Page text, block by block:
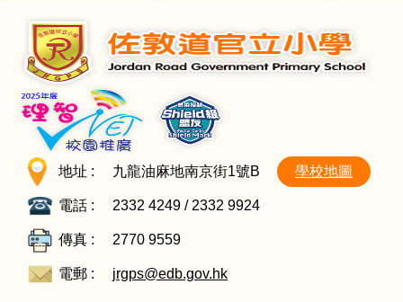
地址 : 九龍油麻地南京街1號B 學校地圖
電話 : 2332 4249 / 2332 9924
傳真 : 2770 9559
電郵 : jrgps@edb.gov.hk